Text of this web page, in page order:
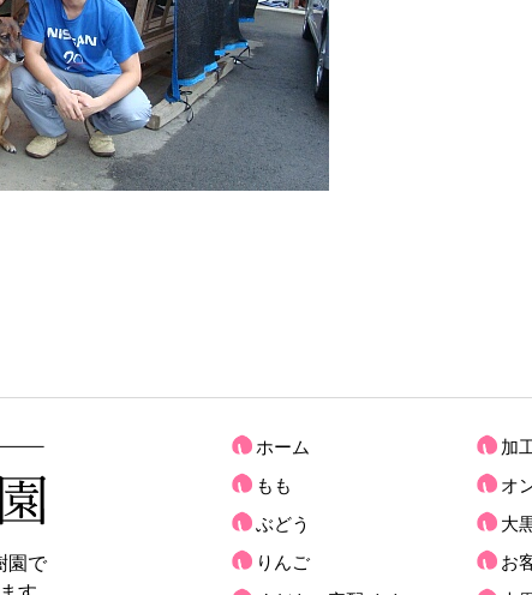
園で
ホーム
もも
ぶどう
りんご
加
オ
大
お